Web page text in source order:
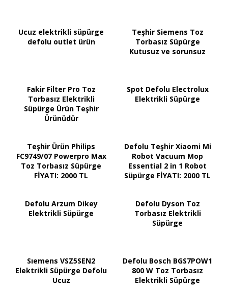
Ucuz elektrikli süpürge
defolu outlet ürün
Teşhir Siemens Toz
Torbasız Süpürge
Kutusuz ve sorunsuz
Fakir Filter Pro Toz
Torbasız Elektrikli
Süpürge Ürün Teşhir
Ürünüdür
Spot Defolu Electrolux
Elektrikli Süpürge
Teşhir Ürün Philips
FC9749/07 Powerpro Max
Toz Torbasız Süpürge
FİYATI: 2000 TL
Defolu Teşhir Xiaomi Mi
Robot Vacuum Mop
Essential 2 in 1 Robot
Süpürge FİYATI: 2000 TL
Defolu Arzum Dikey
Elektrikli Süpürge
Defolu Dyson Toz
Torbasız Elektrikli
Süpürge
Sıemens VSZ5SEN2
Elektrikli Süpürge Defolu
Ucuz
Defolu Bosch BGS7POW1
800 W Toz Torbasız
Elektrikli Süpürge